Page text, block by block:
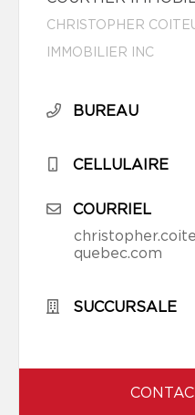
CHRISTOPHER
IMMOBILIER INC
BUREAU
CELLULAIRE
COURRIEL
quebec.com
SUCCURSALE